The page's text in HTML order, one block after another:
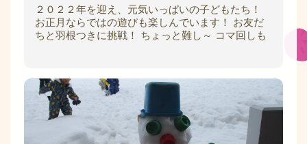
２０２２年を迎え、元気いっぱいの子どもたち！
お正月ならではの遊びも楽しんでいます！ お友だ
ちと羽根つきに挑戦！ ちょっと難し～ コマ回しも